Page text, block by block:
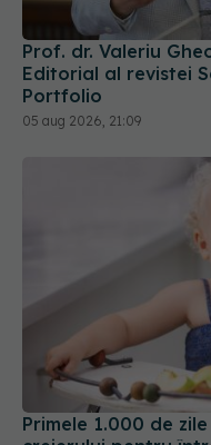
Prof. dr. Valeriu
Editorial al revistei
Portfolio
05 aug 2026, 21:09
Primele 1.000 de